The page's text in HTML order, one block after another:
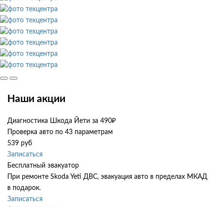
Наши акции
Диагностика Шкода Йети за 490₽
Проверка авто по 43 параметрам
539 руб
Записаться
Бесплатный эвакуатор
При ремонте Skoda Yeti ДВС, эвакуация авто в пределах МКАД
в подарок.
Записаться